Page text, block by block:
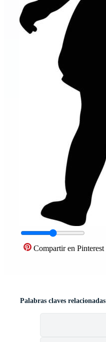
Compartir en Pinterest
Palabras claves relacionadas